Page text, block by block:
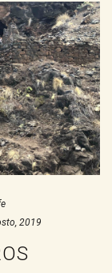
2019